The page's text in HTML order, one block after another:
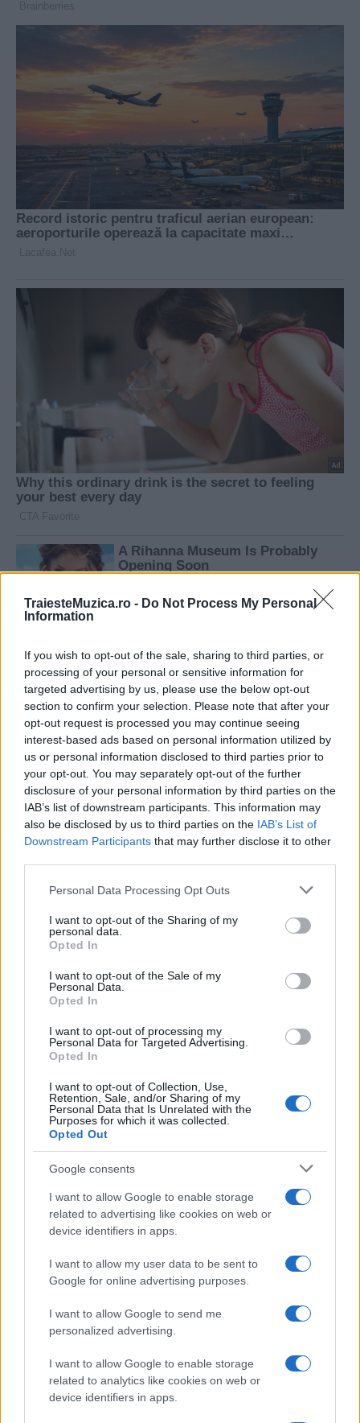
TraiesteMuzica.ro - Do Not Process My Personal
Information
If you wish to opt-out of the sale, sharing to third parties, or
processing of your personal or sensitive information for
targeted advertising by us, please use the below opt-out
section to confirm your selection. Please note that after your
opt-out request is processed you may continue seeing
interest-based ads based on personal information utilized by
us or personal information disclosed to third parties prior to
your opt-out. You may separately opt-out of the further
disclosure of your personal information by third parties on the
IAB’s list of downstream participants. This information may
also be disclosed by us to third parties on the IAB’s List of
Downstream Participants that may further disclose it to other
Please note that this website/app uses one or more Google
not limited to your visit or usage behaviour. You may click to
grant or deny consent to Google and its third-party tags to
use your data for below specified purposes in below Google
consent section.
Personal Data Processing Opt Outs
I want to opt-out of the Sharing of my
personal data.
Opted In
I want to opt-out of the Sale of my
Personal Data.
Opted In
I want to opt-out of processing my
Personal Data for Targeted Advertising.
Opted In
I want to opt-out of Collection, Use,
Retention, Sale, and/or Sharing of my
Personal Data that Is Unrelated with the
Purposes for which it was collected.
Opted Out
Google consents
I want to allow Google to enable storage
related to advertising like cookies on web or
device identifiers in apps.
I want to allow my user data to be sent to
Google for online advertising purposes.
I want to allow Google to send me
personalized advertising.
I want to allow Google to enable storage
related to analytics like cookies on web or
device identifiers in apps.